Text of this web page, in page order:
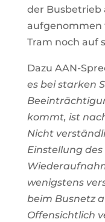
der Busbetrieb
aufgenommen
Tram noch auf
Dazu AAN-
es bei starken
kommt, ist
Nicht
Einstellung
wenigstens
beim Busnetz
Offensichtlich